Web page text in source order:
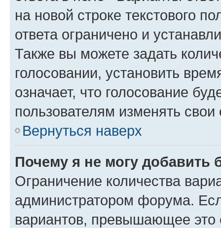
на новой строке текстового
ответа ограничено и
Также вы можете задать
голосовании, установить
означает, что голосование
пользователям изменять свои
Вернуться наверх
Почему я не могу добавить
Ограничение количества
администратором форума.
вариантов, превышающее это